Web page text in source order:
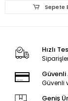
Sepete
Hızlı
Güvenli
Güvenli
Geniş